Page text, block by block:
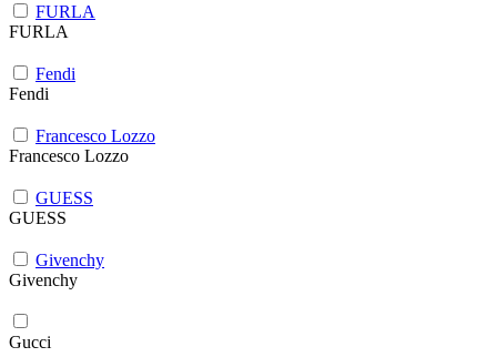
FURLA
FURLA
Fendi
Fendi
Francesco Lozzo
Francesco Lozzo
GUESS
GUESS
Givenchy
Givenchy
Gucci